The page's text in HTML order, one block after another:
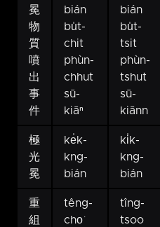
冕
物
質
噴
出
事
件
bián
bu̍t-
chit
phùn-
chhut
sū-
kiāⁿ
bián
bu̍t-
tsit
phùn-
tshut
sū-
kiānn
極
光
冕
ke̍k-
kng-
bián
ki̍k-
kng-
bián
重
組
têng-
cho͘
tîng-
tsoo